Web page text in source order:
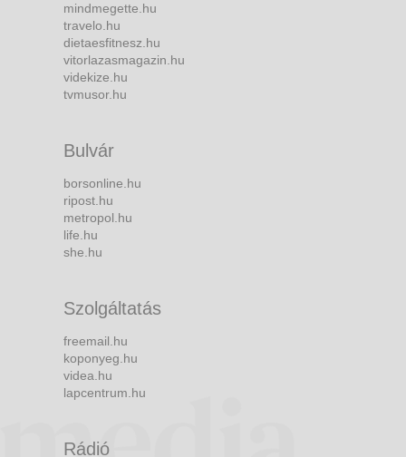
mindmegette.hu
travelo.hu
dietaesfitnesz.hu
vitorlazasmagazin.hu
videkize.hu
tvmusor.hu
Bulvár
borsonline.hu
ripost.hu
metropol.hu
life.hu
she.hu
Szolgáltatás
freemail.hu
koponyeg.hu
videa.hu
lapcentrum.hu
Rádió